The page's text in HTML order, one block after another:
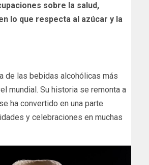
sobre la salud,
lo que respecta al azúcar y la
de las bebidas alcohólicas más
mundial. Su historia se remonta a
ha convertido en una parte
y celebraciones en muchas